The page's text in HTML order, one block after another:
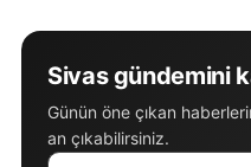
Sivas gündemini
Günün öne çıkan
an çıkabilirsiniz.